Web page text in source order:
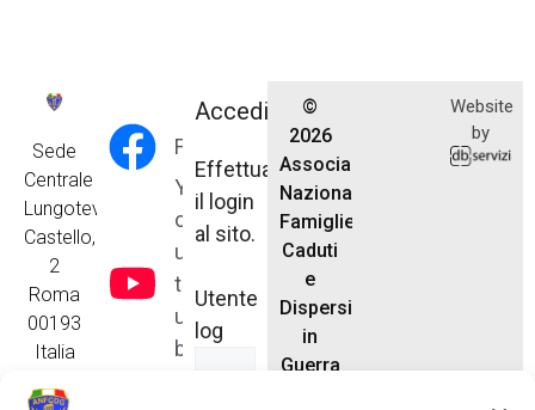
Sede
Centrale
Lungotevere
Castello,
2
Roma
00193
Italia
Facebook
Y
o
u
t
u
b
Accedi
Effettua
il login
al sito.
Utente
log
©
2026
Associazione
Nazionale
Famiglie
Caduti
e
Dispersi
in
Guerra
Website
by